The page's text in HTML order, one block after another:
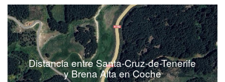
Distancia entre Santa-Cruz-de-Tenerife
y Brena Alta en Coche